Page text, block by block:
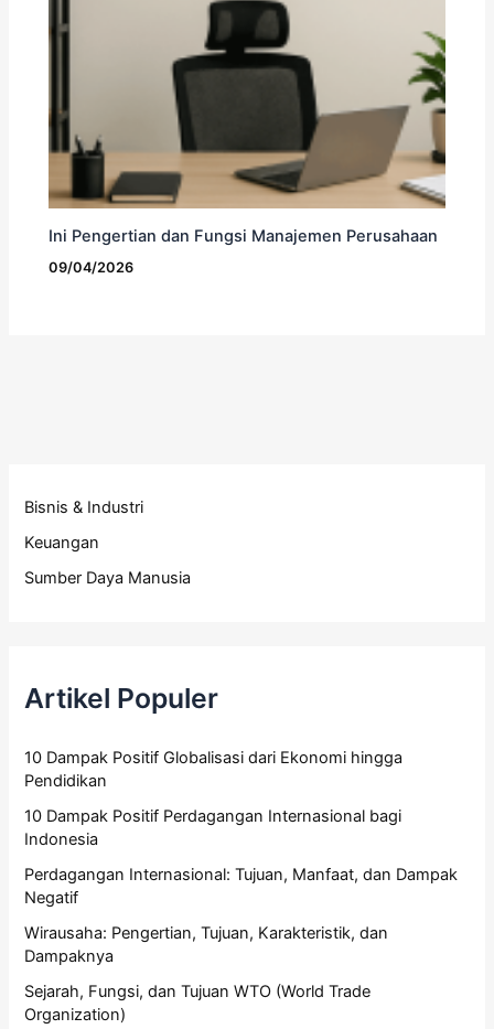
Ini Pengertian dan Fungsi Manajemen Perusahaan
09/04/2026
Bisnis & Industri
Keuangan
Sumber Daya Manusia
Artikel Populer
10 Dampak Positif Globalisasi dari Ekonomi hingga
Pendidikan
10 Dampak Positif Perdagangan Internasional bagi
Indonesia
Perdagangan Internasional: Tujuan, Manfaat, dan Dampak
Negatif
Wirausaha: Pengertian, Tujuan, Karakteristik, dan
Dampaknya
Sejarah, Fungsi, dan Tujuan WTO (World Trade
Organization)